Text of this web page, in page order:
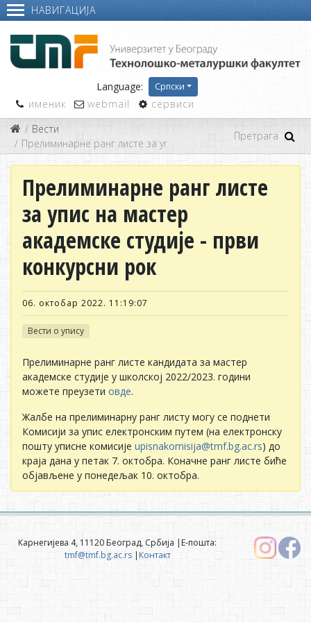
НАВИГАЦИЈА
Language: Српски
именик webmail
сервиси
Вести
Прелиминарне ранг листе за упис на мастер академскe
Прелиминарне ранг листе
за упис на мастер
академскe студијe - први
конкурсни рок
06. октобар 2022. 11:19:07
Вести о упису
Прелиминарне ранг листе кандидата за мастер
академске студије у школској 2022/2023. години
можете преузети овде.
Жалбе на прелиминарну ранг листу могу се поднети
Комисији за упис електронским путем (на електронску
пошту уписне комисије upisnakomisija@tmf.bg.ac.rs) до
краја дана у петак 7. октобра. Коначне ранг листе биће
објављене у понедељак 10. октобра.
Карнегијева 4, 11120 Београд, Србија |Е-пошта:
tmf@tmf.bg.ac.rs| Контакт